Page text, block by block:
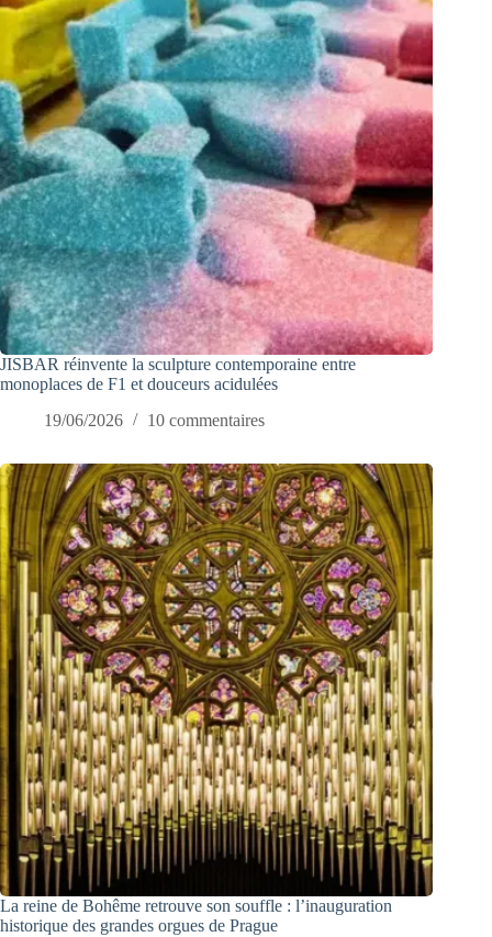
JISBAR réinvente la sculpture contemporaine entre
monoplaces de F1 et douceurs acidulées
19/06/2026
10 commentaires
La reine de Bohême retrouve son souffle : l’inauguration
historique des grandes orgues de Prague